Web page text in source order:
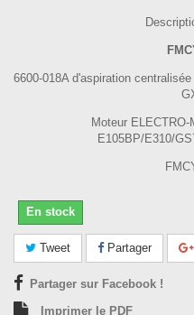
6600-018A d'aspiration
Moteur
E105BP/E310/
En stock
Tweet Partager
Partager sur Facebook !
Imprimer le PDF